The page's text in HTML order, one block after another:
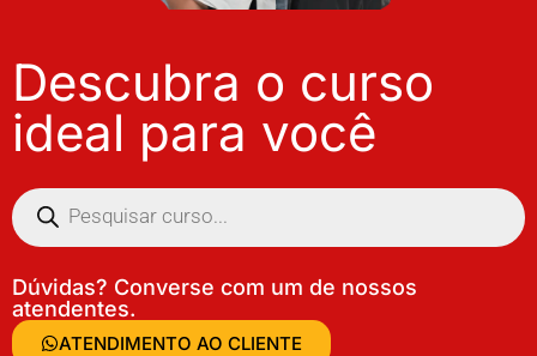
Descubra o curso
ideal para você
Dúvidas? Converse com um de nossos
atendentes.
ATENDIMENTO AO CLIENTE